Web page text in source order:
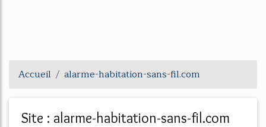
Accueil alarme-habitation-sans-fil.com
Site : alarme-habitation-sans-fil.com